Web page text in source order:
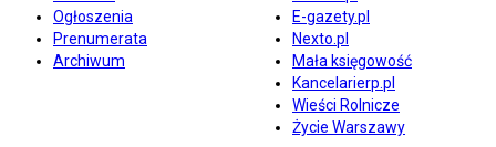
Ogłoszenia
Prenumerata
Archiwum
E-gazety.pl
Nexto.pl
Mała księgowość
Kancelarierp.pl
Wieści Rolnicze
Życie Warszawy